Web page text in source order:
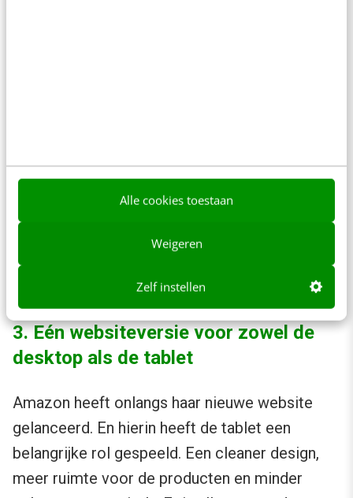
Alle cookies toestaan
Weigeren
Zelf instellen
het maken van deze tabletvariant heeft impact
op het budget. Dus waarom niet de tablet
in plaats van verschillende versies te maken
voor de desktop/laptop en de tablet.
3. Eén websiteversie voor zowel de
desktop als de tablet
Amazon heeft onlangs haar nieuwe website
gelanceerd. En hierin heeft de tablet een
belangrijke rol gespeeld. Een cleaner design,
meer ruimte voor de producten en minder